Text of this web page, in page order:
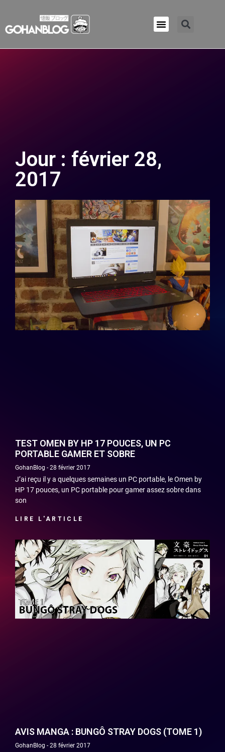
Jour : février 28,
2017
TEST OMEN BY HP 17 POUCES, UN PC
PORTABLE GAMER ET SOBRE
GohanBlog 28 février 2017
J’ai reçu il y a quelques semaines un PC portable, le Omen by
HP 17 pouces, un PC portable pour gamer assez sobre dans
son
LIRE L'ARTICLE
AVIS MANGA : BUNGÔ STRAY DOGS (TOME 1)
GohanBlog 28 février 2017